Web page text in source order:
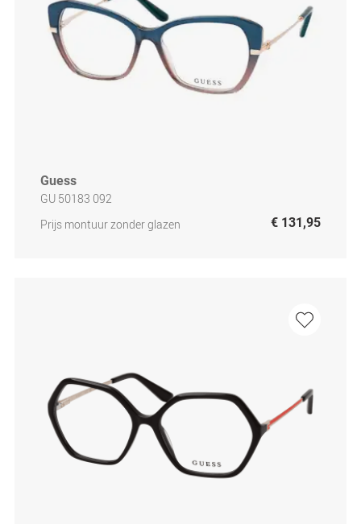
Guess
GU 50183 092
Prijs montuur zonder glazen
€ 131,95